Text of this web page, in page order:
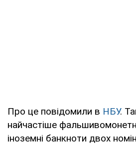
Про це повідомили в НБУ.
найчастіше
іноземні банкноти двох